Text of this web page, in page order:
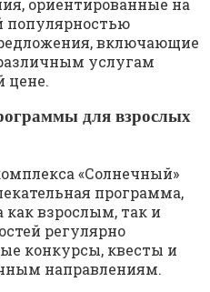
ориентированные на
популярностью
включающие
услугам
цене.
для взрослых
«Солнечный»
программа,
как взрослым, так и
регулярно
конкурсы, квесты и
направлениям.